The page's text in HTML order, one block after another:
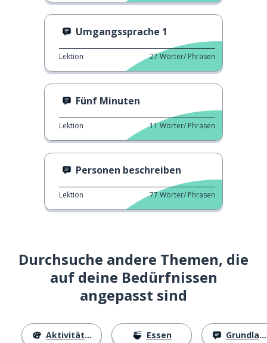
Umgangssprache 1
Lektion 27Wörter/ Phrasen
Fünf Minuten
Lektion 11Wörter/ Phrasen
Personen beschreiben
Lektion 77Wörter/ Phrasen
Durchsuche andere Themen, die
auf deine Bedürfnissen
angepasst sind
Aktivitäten Essen Grundlagen